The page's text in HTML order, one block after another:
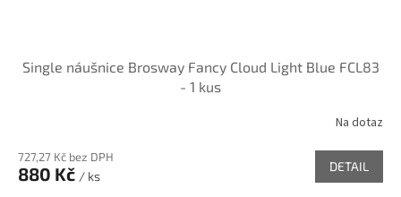
Single náušnice Brosway Fancy Cloud Light Blue FCL83
- 1 kus
Na dotaz
727,27 Kč bez DPH
880 Kč / ks
DETAIL